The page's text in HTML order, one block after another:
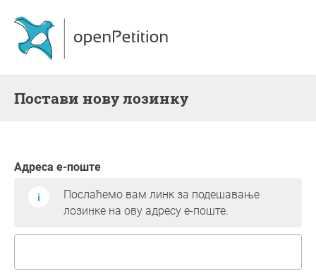
Постави нову лозинку
Адреса е-поште
Послаћемо вам линк за подешавање
лозинке на ову адресу е-поште.